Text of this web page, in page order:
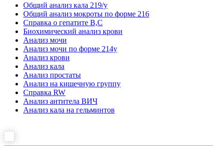
Общий анализ кала 219/у
Общий анализ мокроты по форме 216
Справка о гепатите B,C
Биохимический анализ крови
Анализ мочи
Анализ мочи по форме 214у
Анализ крови
Анализ кала
Анализ простаты
Анализ на кишечную группу
Справка RW
Анализ антитела ВИЧ
Анализ кала на гельминтов